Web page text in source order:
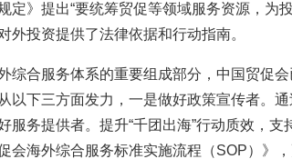
定》提出“要统筹贸促等领域服务资源，为
外投资提供了法律依据和行动指南。
综合服务体系的重要组成部分，中国贸促
以下三方面发力， 一是做好政策宣传者。 通
服务提供者。 提升“千团出海”行动质效，
会海外综合服务标准实施流程（SOP）》